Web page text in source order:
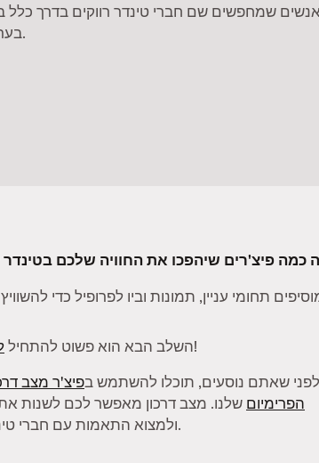
אנשים שמחפשים שם חברי טינדר רווקים בדרך כלל
בערים האלה.
השלב הבא הוא פשוט להתחיל!
לפני שאתם נוסעים, תוכלו להשתמש בפיצ'ר מצב
הפרימיום שלנו. מצב דרכון מאפשר לכם לשנות
ולמצוא התאמות עם חברי טינדר בעיר אחרת.